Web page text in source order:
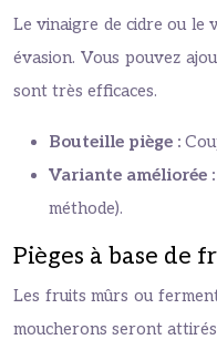
Le vinaigre de cidre ou le
évasion. Vous pouvez
sont très efficaces.
Bouteille piège :
Variante améliorée :
méthode).
Pièges à base de
Les fruits mûrs ou
moucherons seront